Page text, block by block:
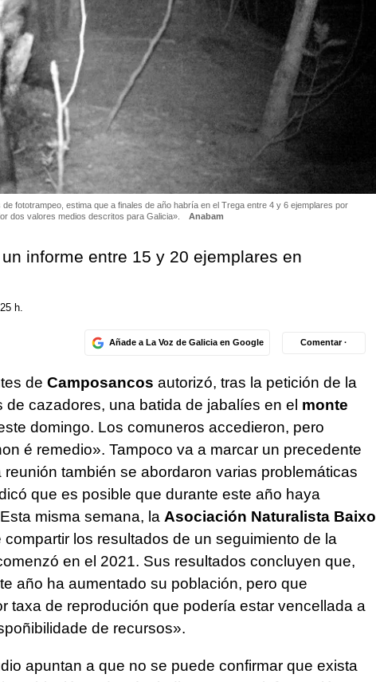
fototrampeo, estima que a finales de año habría en el Trega entre 4 y 6 ejemplares por
dos valores medios descritos para Galicia».
Anabam
informe entre 15 y 20 ejemplares en
h.
Añade a La Voz de Galicia en Google Comentar ·
de Camposancos autorizó, tras la petición de la
cazadores, una batida de jabalíes en el monte
domingo. Los comuneros accedieron, pero
é remedio». Tampoco va a marcar un precedente
también se abordaron varias problemáticas
que es posible que durante este año haya
misma semana, la Asociación Naturalista Baixo
los resultados de un seguimiento de la
en el 2021. Sus resultados concluyen que,
año ha aumentado su población, pero que
taxa de reprodución que podería estar vencellada a
de recursos».
apuntan a que no se puede confirmar que exista